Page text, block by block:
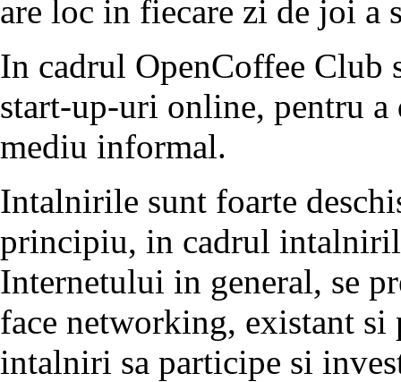
are loc in fiecare zi de joi a
In cadrul OpenCoffee Club
start-up-uri online, pentru
mediu informal.
Intalnirile sunt foarte
principiu, in cadrul
Internetului in general, se
face networking, existant
intalniri sa participe si